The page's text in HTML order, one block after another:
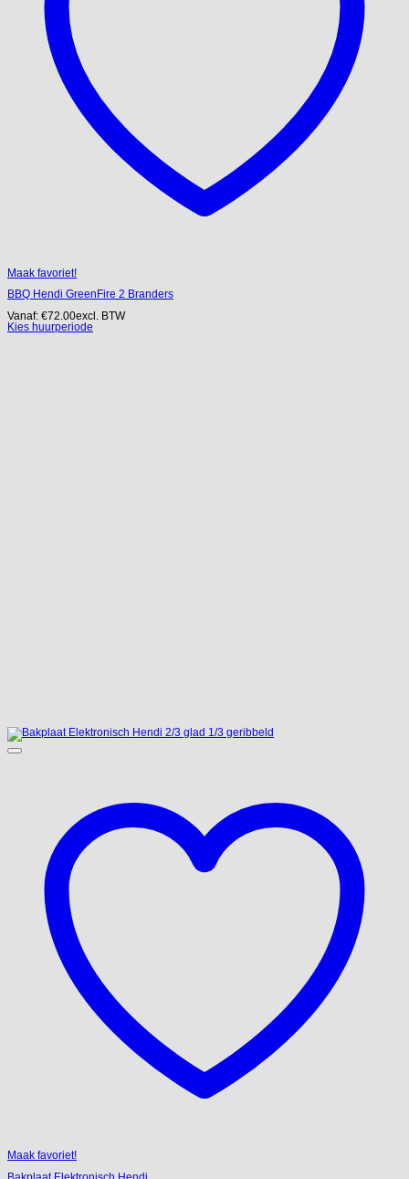
Maak favoriet!
BBQ Hendi GreenFire 2 Branders
Vanaf: €72.00excl. BTW
Kies huurperiode
Maak favoriet!
Bakplaat Elektronisch Hendi